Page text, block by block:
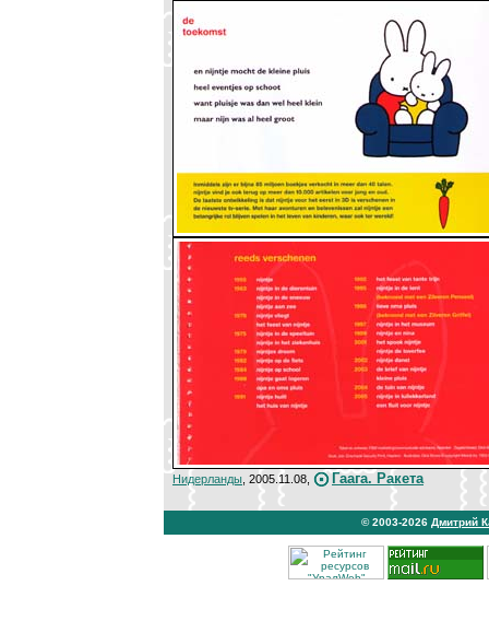
Нидерланды , 2005.11.08, Гаага. Ракета
© 2003-2026 Дмитрий